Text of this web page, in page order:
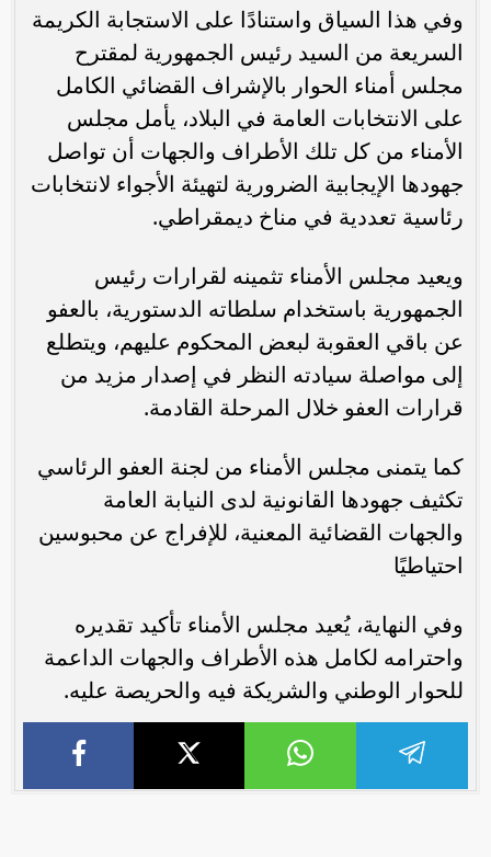
وفي هذا السياق واستنادًا على الاستجابة الكريمة
السريعة من السيد رئيس الجمهورية لمقترح
مجلس أمناء الحوار بالإشراف القضائي الكامل
على الانتخابات العامة في البلاد، يأمل مجلس
الأمناء من كل تلك الأطراف والجهات أن تواصل
جهودها الإيجابية الضرورية لتهيئة الأجواء لانتخابات
رئاسية تعددية في مناخ ديمقراطي.
ويعيد مجلس الأمناء تثمينه لقرارات رئيس
الجمهورية باستخدام سلطاته الدستورية، بالعفو
عن باقي العقوبة لبعض المحكوم عليهم، ويتطلع
إلى مواصلة سيادته النظر في إصدار مزيد من
قرارات العفو خلال المرحلة القادمة.
كما يتمنى مجلس الأمناء من لجنة العفو الرئاسي
تكثيف جهودها القانونية لدى النيابة العامة
والجهات القضائية المعنية، للإفراج عن محبوسين
احتياطيًا
وفي النهاية، يُعيد مجلس الأمناء تأكيد تقديره
واحترامه لكامل هذه الأطراف والجهات الداعمة
للحوار الوطني والشريكة فيه والحريصة عليه.